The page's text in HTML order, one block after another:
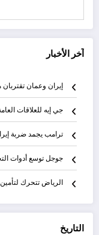
آخر الأخبار
إيران وعمان
جي إيه للعلاقات
ترامب يجمد ضربة
جوجل توسع أدوات
الرياض تتحرك
التاريخ